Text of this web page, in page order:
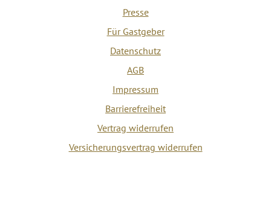
Presse
Für Gastgeber
Datenschutz
AGB
Impressum
Barrierefreiheit
Vertrag widerrufen
Versicherungsvertrag widerrufen